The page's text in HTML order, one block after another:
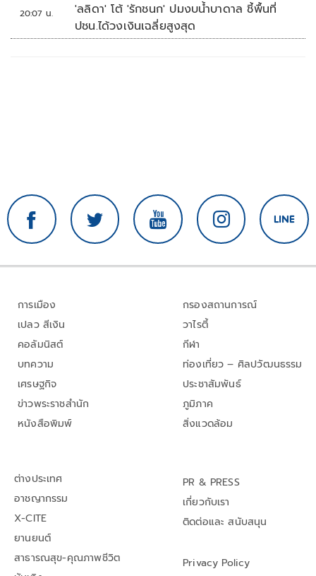
20:07 น.
'ลลิดา' โต้ 'รักชนก' ปมงบน้ำบาดาล ชี้พื้นที่
ปชน.ได้วงเงินเฉลี่ยสูงสุด
การเมือง
เปลว สีเงิน
คอลัมนิสต์
บทความ
เศรษฐกิจ
ข่าวพระราชสำนัก
หนังสือพิมพ์
กรองสถานการณ์
วาไรตี้
กีฬา
ท่องเที่ยว – ศิลปวัฒนธรรม
ประชาสัมพันธ์
ภูมิภาค
สิ่งแวดล้อม
ต่างประเทศ
อาชญากรรม
X-CITE
ยานยนต์
สาธารณสุข-คุณภาพชีวิต
PR & PRESS
เกี่ยวกับเรา
ติดต่อและ สนับสนุน
Privacy Policy